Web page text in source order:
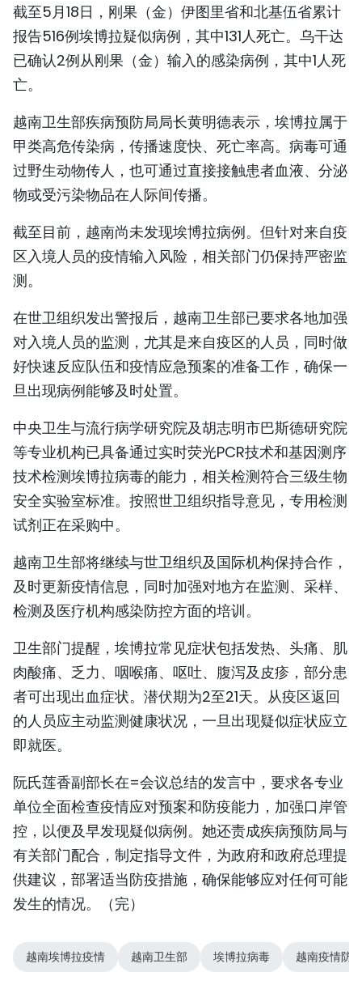
РУССКИЙ
ESPAÑOL
截至5月18日，刚果（金）伊图里省和北基伍省累计
报告516例埃博拉疑似病例，其中131人死亡。乌干达
已确认2例从刚果（金）输入的感染病例，其中1人死
亡。
越南卫生部疾病预防局局长黄明德表示，埃博拉属于
甲类高危传染病，传播速度快、死亡率高。病毒可通
过野生动物传人，也可通过直接接触患者血液、分泌
物或受污染物品在人际间传播。
截至目前，越南尚未发现埃博拉病例。但针对来自疫
区入境人员的疫情输入风险，相关部门仍保持严密监
测。
在世卫组织发出警报后，越南卫生部已要求各地加强
对入境人员的监测，尤其是来自疫区的人员，同时做
好快速反应队伍和疫情应急预案的准备工作，确保一
旦出现病例能够及时处置。
中央卫生与流行病学研究院及胡志明市巴斯德研究院
等专业机构已具备通过实时荧光PCR技术和基因测序
技术检测埃博拉病毒的能力，相关检测符合三级生物
安全实验室标准。按照世卫组织指导意见，专用检测
试剂正在采购中。
越南卫生部将继续与世卫组织及国际机构保持合作，
及时更新疫情信息，同时加强对地方在监测、采样、
检测及医疗机构感染防控方面的培训。
卫生部门提醒，埃博拉常见症状包括发热、头痛、肌
肉酸痛、乏力、咽喉痛、呕吐、腹泻及皮疹，部分患
者可出现出血症状。潜伏期为2至21天。从疫区返回
的人员应主动监测健康状况，一旦出现疑似症状应立
即就医。
阮氏莲香副部长在=会议总结的发言中，要求各专业
单位全面检查疫情应对预案和防疫能力，加强口岸管
控，以便及早发现疑似病例。她还责成疾病预防局与
有关部门配合，制定指导文件，为政府和政府总理提
供建议，部署适当防疫措施，确保能够应对任何可能
发生的情况。（完）
越南埃博拉疫情 越南卫生部 埃博拉病毒 越南疫情防